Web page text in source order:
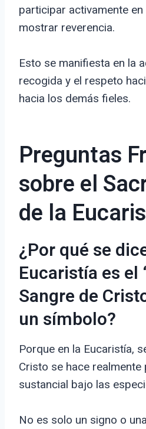
participar activamente
mostrar reverencia.
Esto se manifiesta en la
recogida y el respeto
hacia los demás fieles.
Preguntas
sobre el
de la
¿Por qué se
Eucaristía es el
Sangre de
un símbolo?
Porque en la Eucaristía,
Cristo se hace realmente
sustancial bajo las
No es solo un signo o